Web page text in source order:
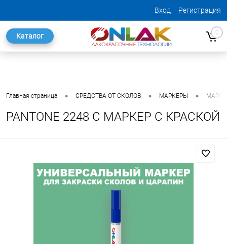
Вход Регистрация
Каталог 0
Главная страница • СРЕДСТВА ОТ СКОЛОВ • МАРКЕРЫ •
PANTONE 2248 C МАРКЕР С КРАСКОЙ